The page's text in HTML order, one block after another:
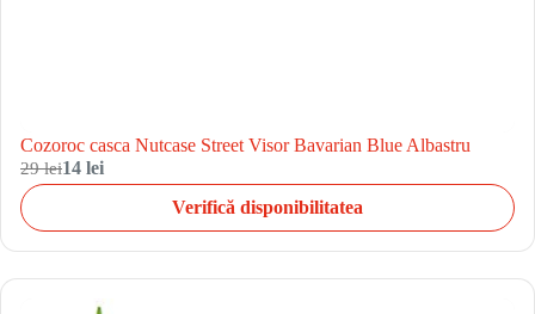
Cozoroc casca Nutcase Street Visor Bavarian Blue Albastru
29 lei14 lei
Verifică disponibilitatea